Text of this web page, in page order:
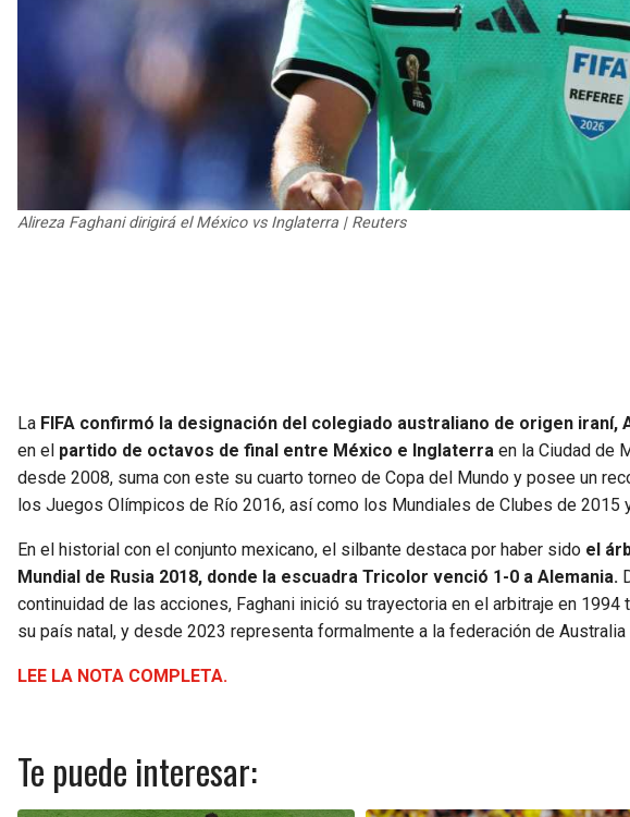
Alireza Faghani dirigirá el México vs Inglaterra | Reuters
La FIFA confirmó la designación del colegiado australiano de origen iraní,
en el partido de octavos de final entre México e Inglaterra en la Ciudad de
desde 2008, suma con este su cuarto torneo de Copa del Mundo y posee un
los Juegos Olímpicos de Río 2016, así como los Mundiales de Clubes de 2015
En el historial con el conjunto mexicano, el silbante destaca por haber sido el
Mundial de Rusia 2018, donde la escuadra Tricolor venció 1-0 a Alemania.
continuidad de las acciones, Faghani inició su trayectoria en el arbitraje en
su país natal, y desde 2023 representa formalmente a la federación de
LEE LA NOTA COMPLETA.
Te puede interesar: